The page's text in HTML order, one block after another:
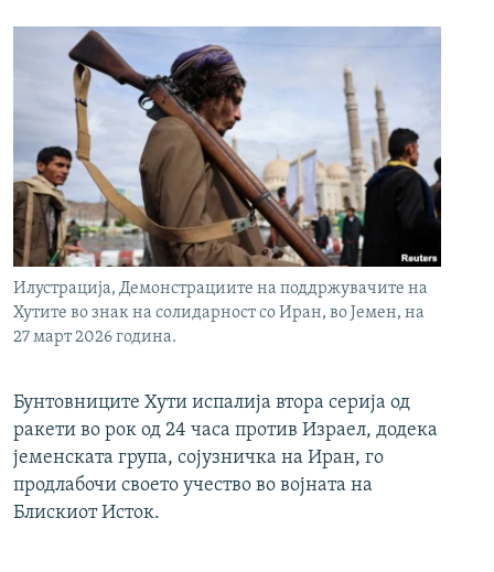
Илустрација, Демонстрациите на поддржувачите на
Хутите во знак на солидарност со Иран, во Јемен, на
27 март 2026 година.
Бунтовниците Хути испалија втора серија од
ракети во рок од 24 часа против Израел, додека
јеменската група, сојузничка на Иран, го
продлабочи своето учество во војната на
Блискиот Исток.